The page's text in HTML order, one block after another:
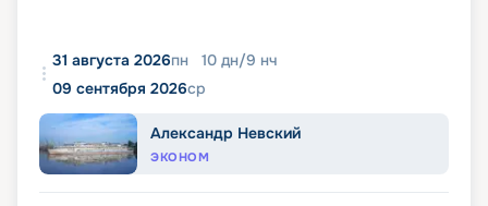
31 августа 2026пн 10 дн/9 нч
09 сентября 2026ср
Александр Невский
ЭКОНОМ